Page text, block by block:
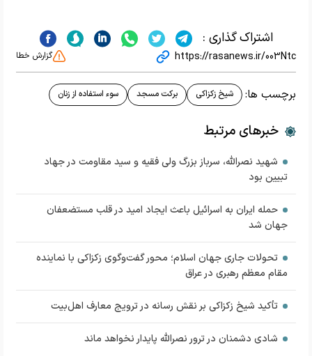
اشتراک گذاری :
https://rasanews.ir/003Ntc گزارش خطا
برچسب ها: شیخ زکزاکی برکت مسجد سوء استفاده از زنان
خبرهای مرتبط
شهید نصرالله، سرباز بزرگ ولی فقیه و سید مقاومت در جهاد
تبیین بود
حمله ایران به اسرائیل باعث ایجاد امید در قلب مستضعفان
جهان شد
تحولات جاری جهان اسلام؛ محور گفت‌وگوی زکزاکی با نماینده
مقام معظم رهبری در عراق
تأکید شیخ زکزاکی بر نقش رسانه در ترویج معارف اهل‌بیت
شادی دشمنان در ترور نصرالله پایدار نخواهد ماند